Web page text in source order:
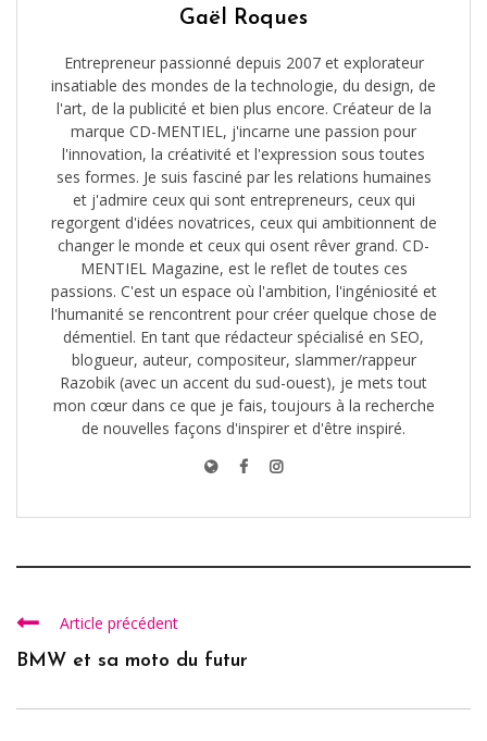
Gaël Roques
Entrepreneur passionné depuis 2007 et explorateur
insatiable des mondes de la technologie, du design, de
l'art, de la publicité et bien plus encore. Créateur de la
marque CD-MENTIEL, j'incarne une passion pour
l'innovation, la créativité et l'expression sous toutes
ses formes. Je suis fasciné par les relations humaines
et j'admire ceux qui sont entrepreneurs, ceux qui
regorgent d'idées novatrices, ceux qui ambitionnent de
changer le monde et ceux qui osent rêver grand. CD-
MENTIEL Magazine, est le reflet de toutes ces
passions. C'est un espace où l'ambition, l'ingéniosité et
l'humanité se rencontrent pour créer quelque chose de
démentiel. En tant que rédacteur spécialisé en SEO,
blogueur, auteur, compositeur, slammer/rappeur
Razobik (avec un accent du sud-ouest), je mets tout
mon cœur dans ce que je fais, toujours à la recherche
de nouvelles façons d'inspirer et d'être inspiré.
Article précédent
BMW et sa moto du futur